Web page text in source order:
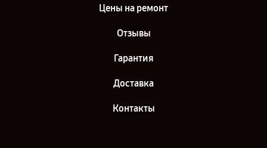
Цены на ремонт
Отзывы
Гарантия
Доставка
Контакты